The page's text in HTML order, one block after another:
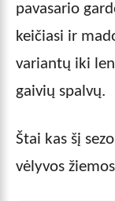
pavasario
keičiasi ir
variantų iki
gaivių spalvų.
Štai kas šį
vėlyvos